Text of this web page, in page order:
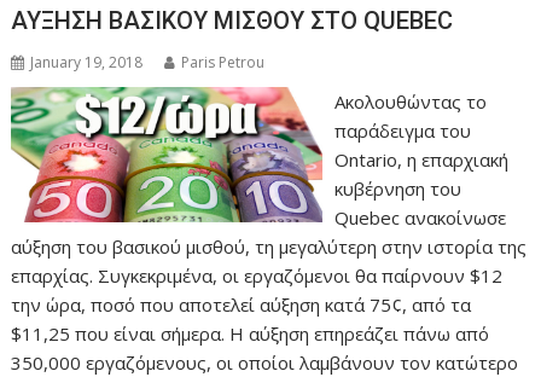
ΑΥΞΗΣΗ ΒΑΣΙΚΟΥ ΜΙΣΘΟΥ ΣΤΟ QUEBEC
January 19, 2018 Paris Petrou
Ακολουθώντας το
παράδειγμα του
Ontario, η επαρχιακή
κυβέρνηση του
Quebec ανακοίνωσε
αύξηση του βασικού μισθού, τη μεγαλύτερη στην ιστορία της
επαρχίας. Συγκεκριμένα, οι εργαζόμενοι θα παίρνουν $12
την ώρα, ποσό που αποτελεί αύξηση κατά 75¢, από τα
$11,25 που είναι σήμερα. Η αύξηση επηρεάζει πάνω από
350,000 εργαζόμενους, οι οποίοι λαμβάνουν τον κατώτερο